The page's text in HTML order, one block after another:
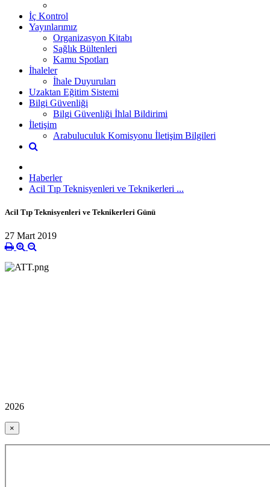
İç Kontrol
Yayınlarımız
Organizasyon Kitabı
Sağlık Bültenleri
Kamu Spotları
İhaleler
İhale Duyuruları
Uzaktan Eğitim Sistemi
Bilgi Güvenliği
Bilgi Güvenliği İhlal Bildirimi
İletişim
Arabuluculuk Komisyonu İletişim Bilgileri
Haberler
Acil Tıp Teknisyenleri ve Teknikerleri ...
Acil Tıp Teknisyenleri ve Teknikerleri Günü
27 Mart 2019
2026
×